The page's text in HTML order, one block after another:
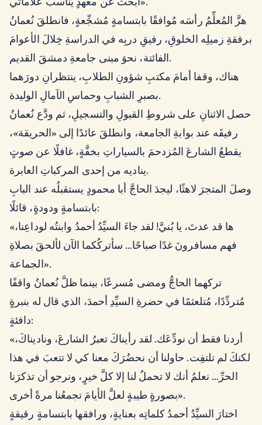
أبحثُ عن معهدٍ يُناسبُ علاماتي».
هزَّ المُعلِّمُ رأسَه مُوافقًا بابتسامةٍ مُشجِّعةٍ، فانطلقَ نُعمانُ
برفقةِ زميلِه الخلوقِ، رفيقِ دربِه في الدراسةِ خِلالَ الأعوامَ
الفائتة، نحوَ مبنى جامعةِ دمشقَ القديم.
هناك، وقفا أمامَ مكتبِ شؤونِ الطلابِ، ينتظرانِ دورَهما
بصبرِ الشبابِ وحماسِ الآمالِ الوليدة.
حصل الاثنانِ على شروطِ القبولِ والتسجيلِ، ثم ودَّع نُعمانُ
رفيقَه عند بوابةِ الجامعة، وانطلقَ عائدًا إلى «الحريقة»،
يقطعُ الشارعَ المُزدحمَ بالسياراتِ بخفَّةٍ، غافلًا عن صوتٍ
يناديه من إحدى المركباتِ العابرة.
وصلَ المتجرَ لاهثًا، ليجدَ الحاجَّ أبا محمودٍ يستقبلُه عند البابِ
بابتسامةٍ ودودةٍ، قائلًا:
«ها قد عدتَ، يا بُنيَّ! لقد جاءَ السيِّدُ أحمدُ وابنتُه لوداعِنا،
فهم مسافرونَ غدًا صباحًا… سأتركُكما الآن لألحقَ بصلاةِ
الجماعة».
تركهما الحاجُّ ومضى مُسرعًا، بينما ظلَّ نُعمانُ واقفًا
مُتردِّدًا، مُتلعثمًا في حضرةِ السيِّدِ أحمدَ، الذي قال له بنبرةٍ
دافئةٍ:
«أردنا فقط أن نودِّعَك. لقد رأيناكَ تعبرُ الشارعَ، وناديناكَ،
لكنكَ لم تلتفِت. حاولنا أن نحضُرَكَ معنا كي لا تتعبَ في هذا
الحرِّ… نعلمُ أنك لا تحملُ لنا إلا كلَّ خيرٍ، ونرجو أن تذكرَنا
بصورةٍ طيبةٍ لعلَّ الأيامَ تجمعُنا مرةً أخرى».
اختارَ السيِّدُ أحمدُ كلماتِه بعنايةٍ، ورافقها بابتسامةٍ رقيقةٍ